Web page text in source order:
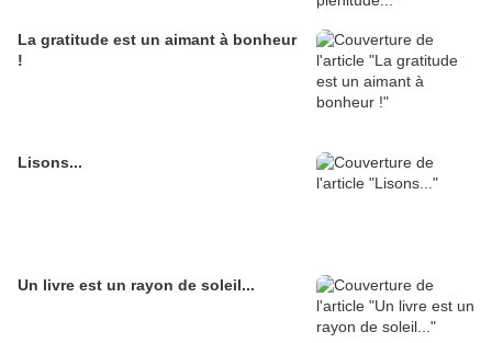
La gratitude est un aimant à bonheur
!
Lisons...
Un livre est un rayon de soleil...